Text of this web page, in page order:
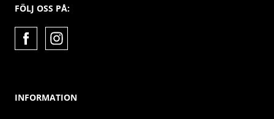
FÖLJ OSS PÅ:
INFORMATION